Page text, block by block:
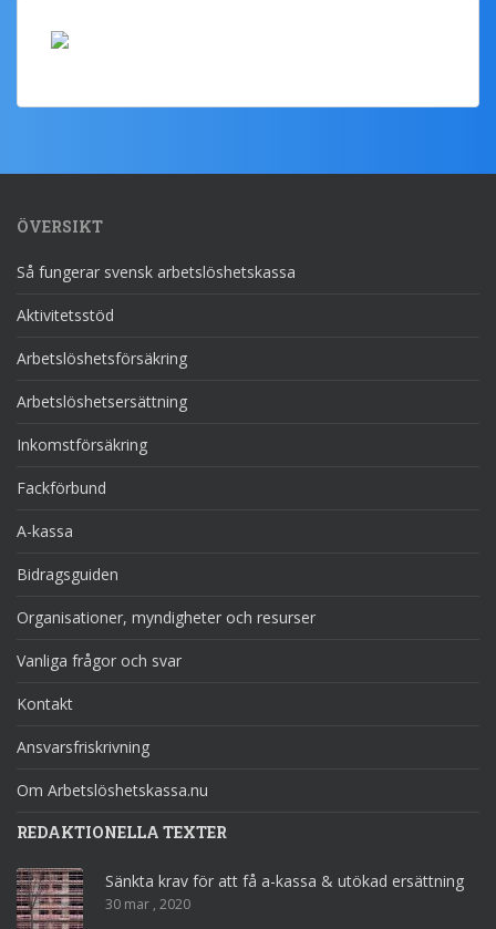
ÖVERSIKT
Så fungerar svensk arbetslöshetskassa
Aktivitetsstöd
Arbetslöshetsförsäkring
Arbetslöshetsersättning
Inkomstförsäkring
Fackförbund
A-kassa
Bidragsguiden
Organisationer, myndigheter och resurser
Vanliga frågor och svar
Kontakt
Ansvarsfriskrivning
Om Arbetslöshetskassa.nu
REDAKTIONELLA TEXTER
Sänkta krav för att få a-kassa & utökad ersättning
30 mar , 2020